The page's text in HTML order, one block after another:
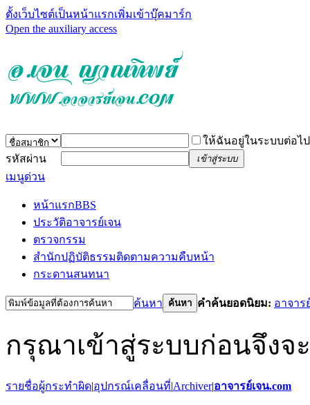
ตั้งเว็บไซต์เป็นหน้าแรกเพิ่มเข้าบุ๊คมาร์ก
Open the auxiliary access
ให้ฉันอยู่ในระบบต่อไป
รหัสผ่าน
เข้าสู่ระบบ
เมนูด่วน
หน้าแรกBBS
ประวัติอาจารย์เจน
ตรวจกรรม
สำนักปฏิบัติธรรมติดตามความคืบหน้า
กระดานสนทนา
ค้นหา ค้นหา คำค้นยอดนิยม: อาจาร
กรุณาเข้าสู่ระบบก่อนจึงจ
รายชื่อผู้กระทำผิด|อุปกรณ์เคลื่อนที่|Archiver|อาจารย์เจน.com